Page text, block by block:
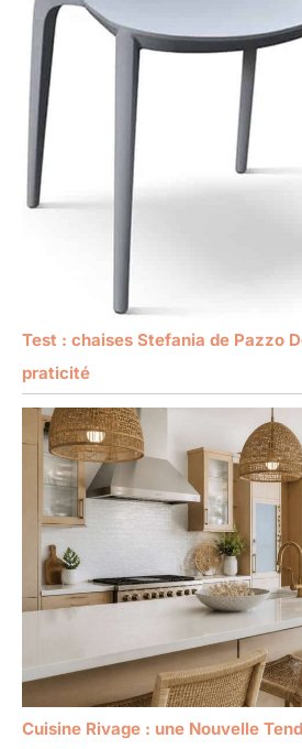
Test : chaises Stefania de Pazzo
praticité
Cuisine Rivage : une Nouvelle